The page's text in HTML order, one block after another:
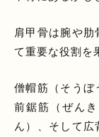
肩甲骨は腕や
て重要な役割を
僧帽筋（そうぼ
前鋸筋（ぜん
ん）、そして